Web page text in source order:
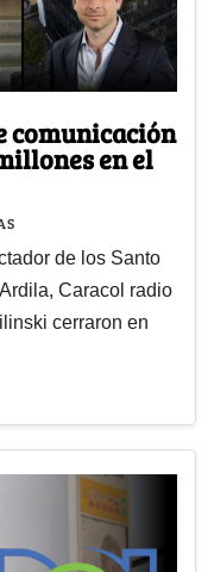
comunicación
en el
de los Santo
Caracol radio
cerraron en